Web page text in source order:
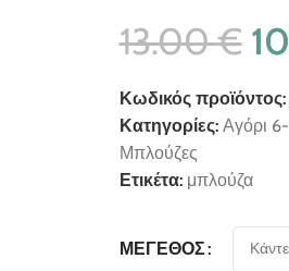
13.00€
Κωδικός προϊόντος:
Κατηγορίες: Αγόρι
Μπλούζες
Ετικέτα: μπλούζα
ΜΈΓΕΘΟΣ